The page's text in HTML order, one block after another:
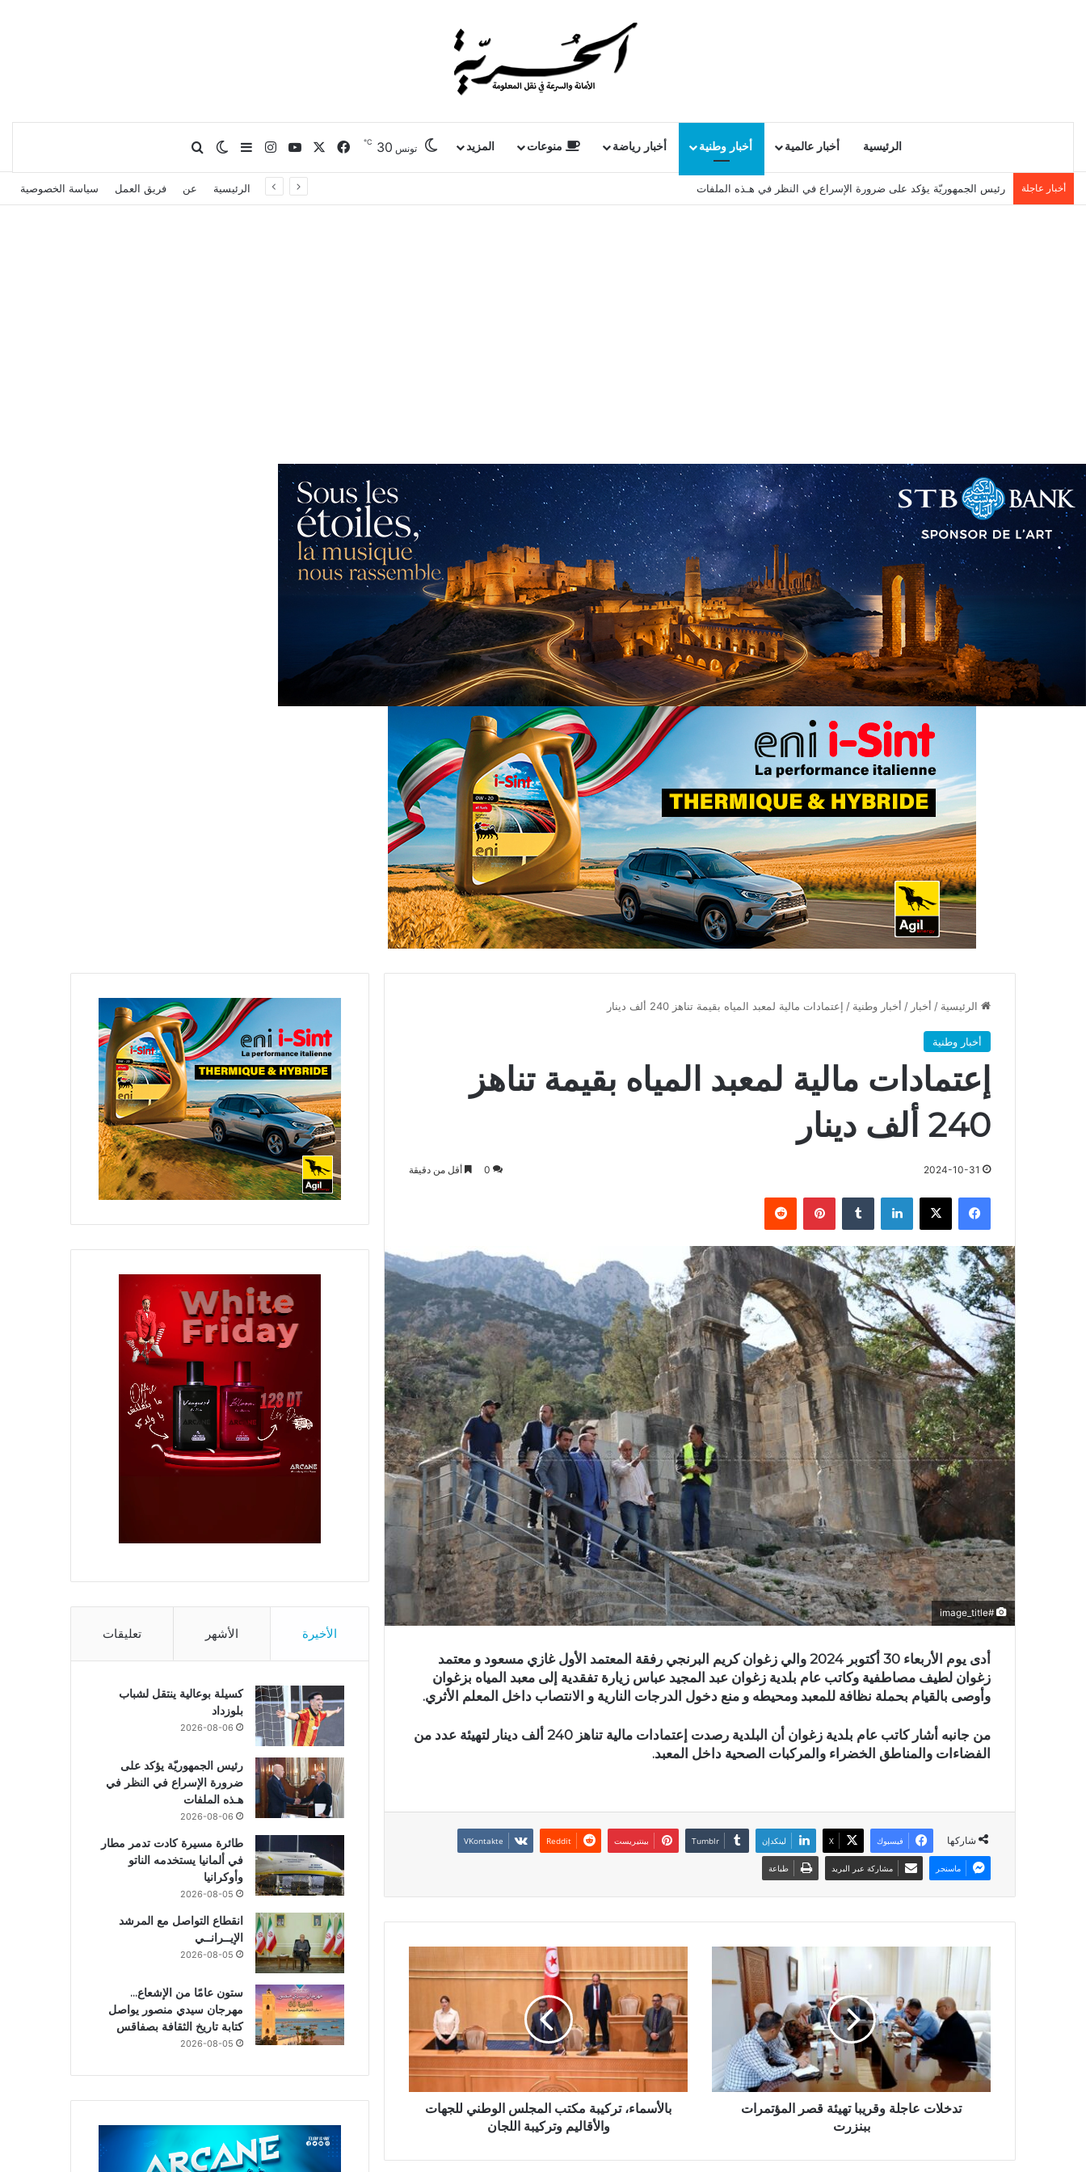
الرئيسية أخبار عالمية أخبار وطنية أخبار رياضة منوعات المزيد تونس 30
℃ فيسبوك يوتيوبانستقرامإضافة عمود جانبي
الوضع المظلم
بحث عن
أخبار عاجلة رئيس الجمهوريّة يؤكد على ضرورة الإسراع في النظر في هـذه الملفات الرئيسية عن فريق العمل سياسة الخصوصية
الرئيسية / أخبار / أخبار وطنية / إعتمادات مالية لمعبد المياه بقيمة تناهز 240 ألف دينار
أخبار وطنية
إعتمادات مالية لمعبد المياه بقيمة تناهز
240 ألف دينار
2024-10-31
0 أقل من دقيقة
فيسبوك X لينكدإن بينتيريست
#image_title
أدى يوم الأربعاء 30 أكتوبر 2024 والي زغوان كريم البرنجي رفقة المعتمد الأول غازي مسعود و معتمد
زغوان لطيف مصاطفية وكاتب عام بلدية زغوان عبد المجيد عباس زيارة تفقدية إلى معبد المياه بزغوان
وأوصى بالقيام بحملة نظافة للمعبد ومحيطه و منع دخول الدرجات النارية و الانتصاب داخل المعلم الأثري.
من جانبه أشار كاتب عام بلدية زغوان أن البلدية رصدت إعتمادات مالية تناهز 240 ألف دينار لتهيئة عدد من
الفضاءات والمناطق الخضراء والمركبات الصحية داخل المعبد.
شاركها فيسبوك X لينكدإن بينتيريست
ماسنجر مشاركة عبر البريد طباعة
تدخلات عاجلة وقريبا تهيئة قصر المؤتمرات
ببنزرت
بالأسماء، تركيبة مكتب المجلس الوطني للجهات
والأقاليم وتركيبة اللجان
الأخيرة الأشهر تعليقات
كسيلة بوعالية ينتقل لشباب
بلوزداد
2026-08-06
رئيس الجمهوريّة يؤكد على
ضرورة الإسراع في النظر في
هـذه الملفات
2026-08-06
طائرة مسيرة كادت تدمر مطار
في ألمانيا يستخدمه الناتو
وأوكرانيا
2026-08-05
انقطاع التواصل مع المرشد
الإيــرانــي
2026-08-05
ستون عامًا من الإشعاع…
مهرجان سيدي منصور يواصل
كتابة تاريخ الثقافة بصفاقس
2026-08-05